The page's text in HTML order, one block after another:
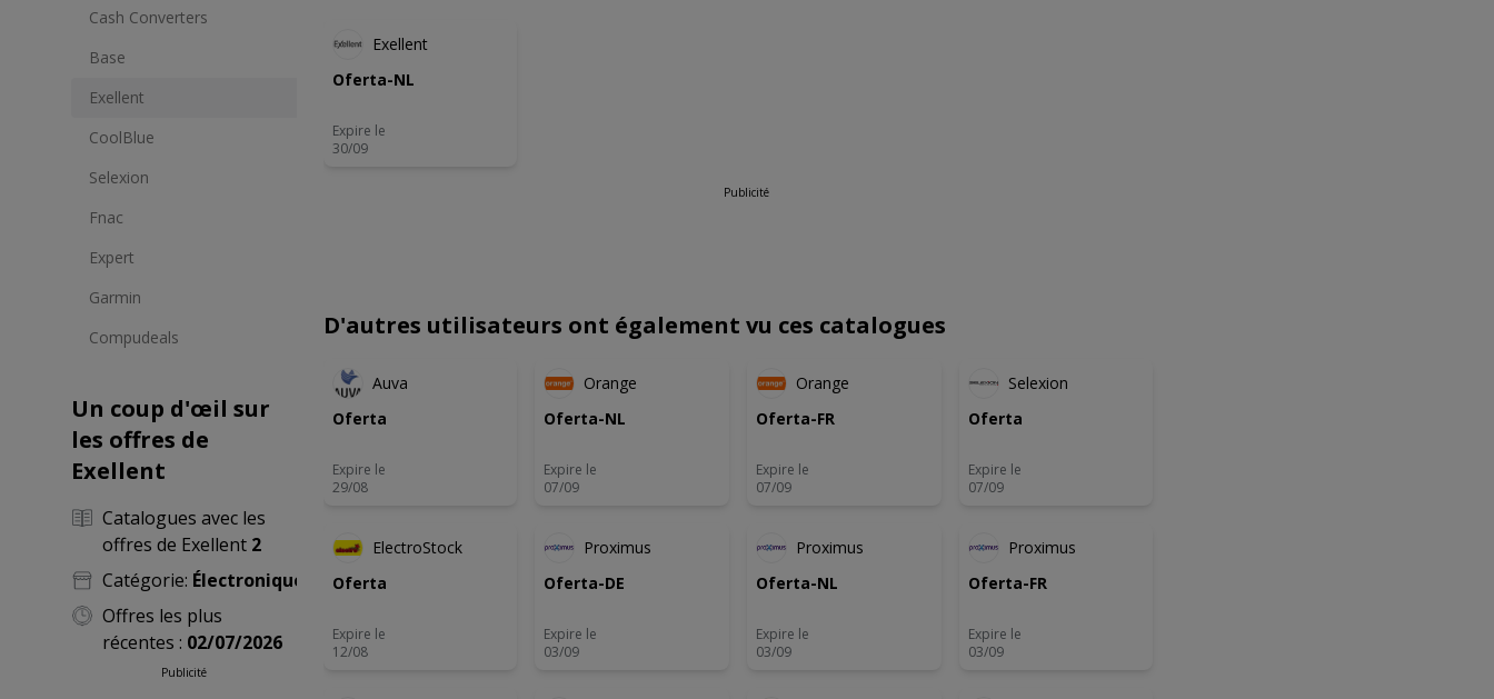
Cash Converters
Base
Exellent
CoolBlue
Selexion
Fnac
Expert
Garmin
Compudeals
Un coup d'œil sur
les offres de
Exellent
Catalogues avec les
offres de Exellent 2
Catégorie: Électronique
Offres les plus
récentes : 02/07/2026
Publicité
Exellent
Oferta-NL
Expire le
30/09
Publicité
D'autres utilisateurs ont également vu ces catalogues
Auva
Oferta
Expire le
29/08
Orange
Oferta-NL
Expire le
07/09
NOUVEAU
Orange
Oferta-FR
Expire le
07/09
Selexion
Oferta
Expire le
07/09
ElectroStock
Oferta
Expire le
12/08
Proximus
Oferta-DE
Expire le
03/09
Proximus
Oferta-NL
Expire le
03/09
Proximus
Oferta-FR
Expire le
03/09